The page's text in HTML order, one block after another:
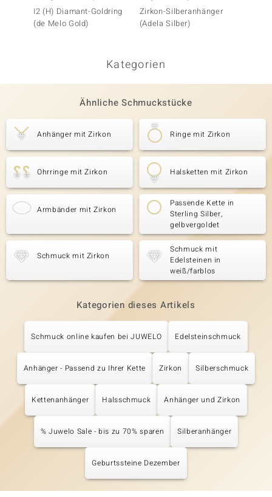
I2 (H) Diamant-Goldring
(de Melo Gold)
Zirkon-Silberanhänger
(Adela Silber)
Kategorien
Ähnliche Schmuckstücke
Anhänger mit Zirkon Ringe mit Zirkon
Ohrringe mit Zirkon Halsketten mit Zirkon
Armbänder mit Zirkon
Passende Kette in
Sterling Silber,
gelbvergoldet
Schmuck mit Zirkon
Schmuck mit
Edelsteinen in
weiß/farblos
Kategorien dieses Artikels
Schmuck online kaufen bei JUWELO Edelsteinschmuck
Anhänger - Passend zu Ihrer Kette Zirkon Silberschmuck
Kettenanhänger Halsschmuck Anhänger und Zirkon
% Juwelo Sale - bis zu 70% sparen Silberanhänger
Geburtssteine Dezember